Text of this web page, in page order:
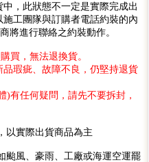
，此狀態不一定是實際完成出
工團隊與訂購者電話約裝的內
將進行聯絡之約裝動作。
買，無法退換貨。
瑕疵、故障不良，仍堅持退貨
有任何疑問，請先不要拆封，
以實際出貨商品為主
颱風、豪雨、工廠或海運空運罷